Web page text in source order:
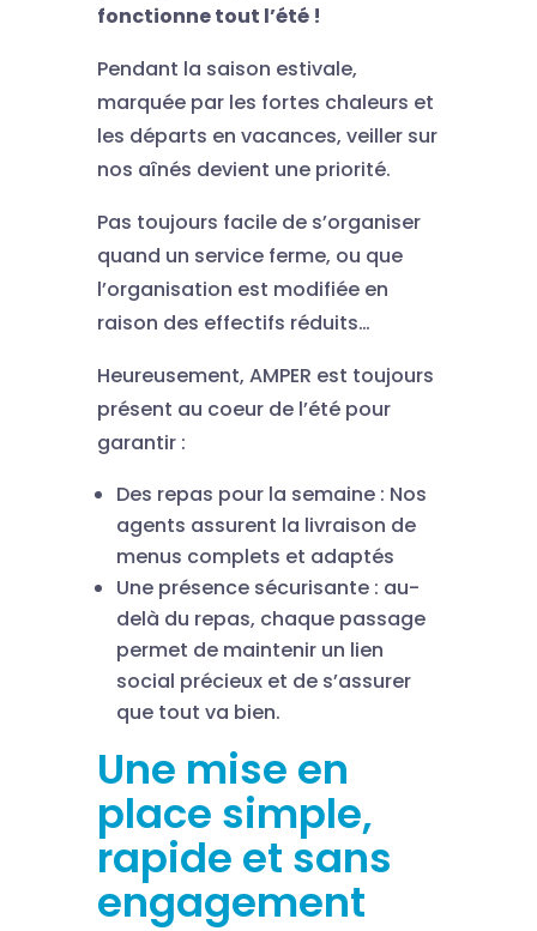
fonctionne tout l’été !
Pendant la saison estivale,
marquée par les fortes chaleurs et
les départs en vacances, veiller sur
nos aînés devient une priorité.
Pas toujours facile de s’organiser
quand un service ferme, ou que
l’organisation est modifiée en
raison des effectifs réduits…
Heureusement, AMPER est toujours
présent au coeur de l’été pour
garantir :
Des repas pour la semaine : Nos
agents assurent la livraison de
menus complets et adaptés
Une présence sécurisante : au-
delà du repas, chaque passage
permet de maintenir un lien
social précieux et de s’assurer
que tout va bien.
Une mise en
place simple,
rapide et sans
engagement